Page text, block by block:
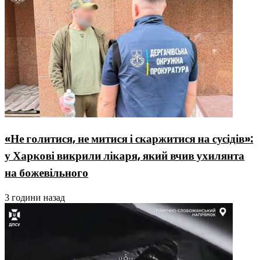
«Не голитися, не митися і скаржитися на сусідів»:
у Харкові викрили лікаря, який вчив ухилянта
на божевільного
3 години назад